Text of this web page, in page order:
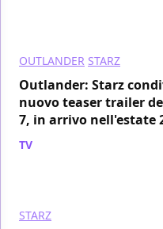
OUTLANDER STARZ
Outlander: Starz
nuovo teaser trailer
7, in arrivo nell'estate
TV
STARZ